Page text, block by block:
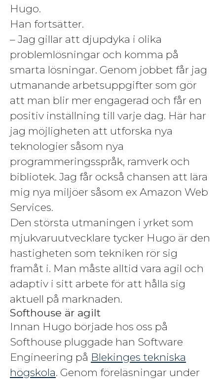
Hugo.
Han fortsätter.
– Jag gillar att djupdyka i olika
problemlösningar och komma på
smarta lösningar. Genom jobbet får jag
utmanande arbetsuppgifter som gör
att man blir mer engagerad och får en
positiv inställning till varje dag. Här har
jag möjligheten att utforska nya
teknologier såsom nya
programmeringsspråk, ramverk och
bibliotek. Jag får också chansen att lära
mig nya miljöer såsom ex Amazon Web
Services.
Den största utmaningen i yrket som
mjukvaruutvecklare tycker Hugo är den
hastigheten som tekniken rör sig
framåt i. Man måste alltid vara agil och
adaptiv i sitt arbete för att hålla sig
aktuell på marknaden.
Softhouse är agilt
Innan Hugo började hos oss på
Softhouse pluggade han Software
Engineering på Blekinges tekniska
högskola. Genom föreläsningar under